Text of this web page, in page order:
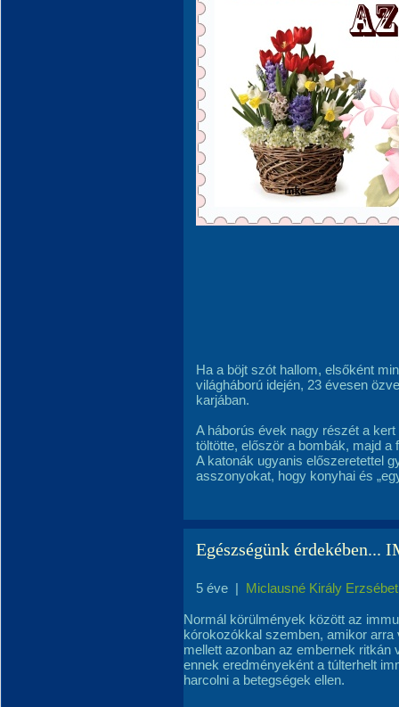
Ha a böjt szót hallom, elsőként
világháború idején, 23 évesen
karjában.
A háborús évek nagy részét a kert
töltötte, először a bombák, majd a
A katonák ugyanis előszeretettel
asszonyokat, hogy konyhai és
Egészségünk érdekében...
5 éve | Miclausné Király Erzsébet
Normál körülmények között az
kórokozókkal szemben, amikor
mellett azonban az embernek ritkán
ennek eredményeként a túlterhelt
harcolni a betegségek ellen.